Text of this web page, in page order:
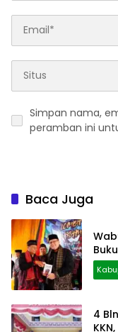
Simpan nama,
peramban ini
Baca Juga
4